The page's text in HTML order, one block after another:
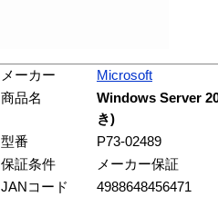
メーカー
Microsoft
商品名
Windows Server
き)
型番
P73-02489
保証条件
メーカー保証
JANコード
4988648456471